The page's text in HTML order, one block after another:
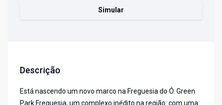
Simular
Descrição
Está nascendo um novo marco na Freguesia do Ó. Green
Park Freguesia, um complexo inédito na região: com uma